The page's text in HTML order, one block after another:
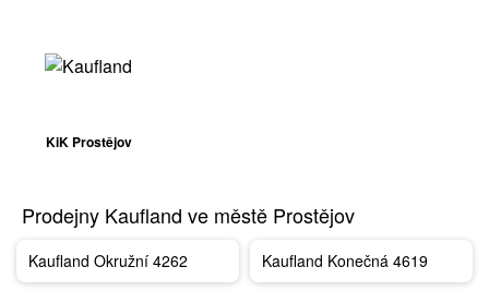
KiK Prostějov
Prodejny Kaufland ve městě Prostějov
Kaufland Okružní 4262 Kaufland Konečná 4619